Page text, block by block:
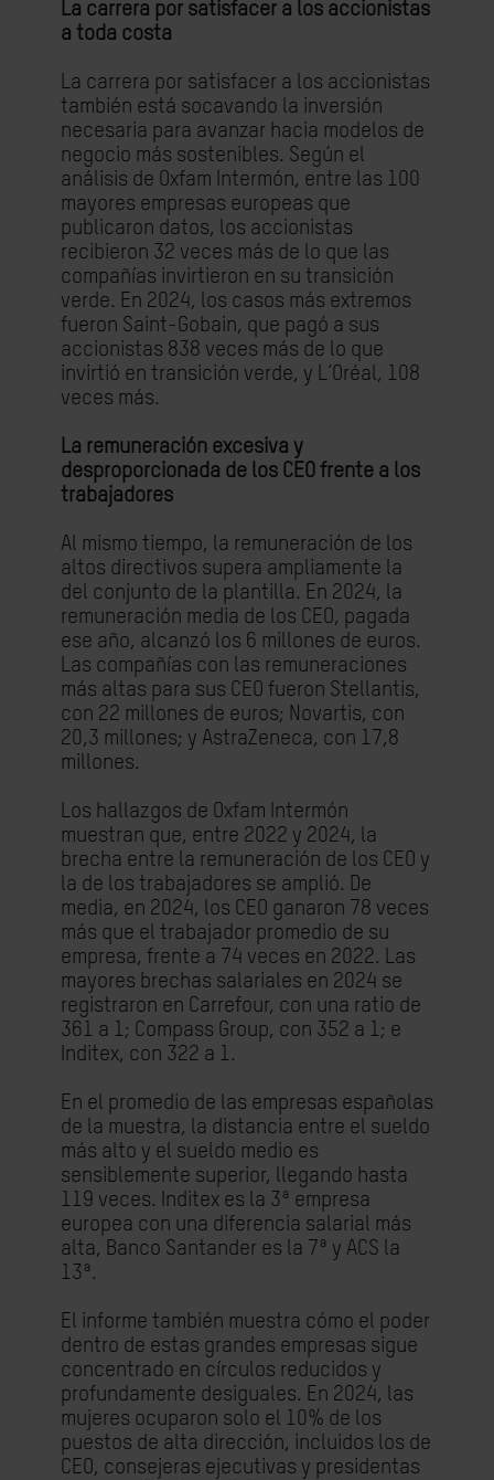
La carrera por satisfacer a los accionistas
a toda costa
La carrera por satisfacer a los accionistas
también está socavando la inversión
necesaria para avanzar hacia modelos de
negocio más sostenibles. Según el
análisis de Oxfam Intermón, entre las 100
mayores empresas europeas que
publicaron datos, los accionistas
recibieron 32 veces más de lo que las
compañías invirtieron en su transición
verde. En 2024, los casos más extremos
fueron Saint-Gobain, que pagó a sus
accionistas 838 veces más de lo que
invirtió en transición verde, y L’Oréal, 108
veces más.
La remuneración excesiva y
desproporcionada de los CEO frente a los
trabajadores
Al mismo tiempo, la remuneración de los
altos directivos supera ampliamente la
del conjunto de la plantilla. En 2024, la
remuneración media de los CEO, pagada
ese año, alcanzó los 6 millones de euros.
Las compañías con las remuneraciones
más altas para sus CEO fueron Stellantis,
con 22 millones de euros; Novartis, con
20,3 millones; y AstraZeneca, con 17,8
millones.
Los hallazgos de Oxfam Intermón
muestran que, entre 2022 y 2024, la
brecha entre la remuneración de los CEO y
la de los trabajadores se amplió. De
media, en 2024, los CEO ganaron 78 veces
más que el trabajador promedio de su
empresa, frente a 74 veces en 2022. Las
mayores brechas salariales en 2024 se
registraron en Carrefour, con una ratio de
361 a 1; Compass Group, con 352 a 1; e
Inditex, con 322 a 1.
En el promedio de las empresas españolas
de la muestra, la distancia entre el sueldo
más alto y el sueldo medio es
sensiblemente superior, llegando hasta
119 veces. Inditex es la 3ª empresa
europea con una diferencia salarial más
alta, Banco Santander es la 7ª y ACS la
13ª.
El informe también muestra cómo el poder
dentro de estas grandes empresas sigue
concentrado en círculos reducidos y
profundamente desiguales. En 2024, las
mujeres ocuparon solo el 10% de los
puestos de alta dirección, incluidos los de
CEO, consejeras ejecutivas y presidentas